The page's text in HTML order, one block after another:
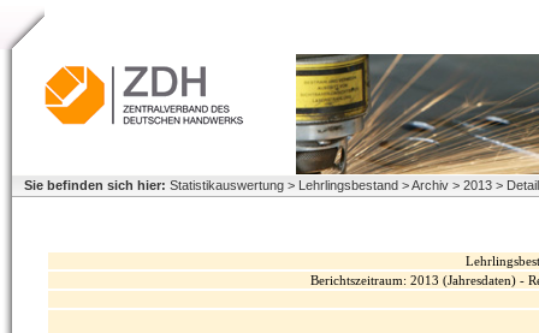
Sie befinden sich hier: Statistikauswertung > Lehrlingsbestand > Archiv > 2013 >